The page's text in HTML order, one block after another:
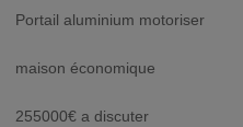
Portail aluminium motoriser
maison économique
255000€ a discuter